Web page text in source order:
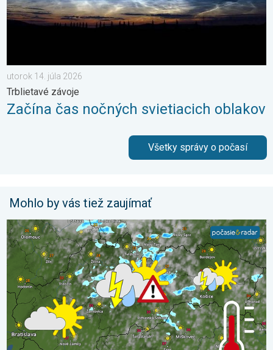
utorok 14. júla 2026
Trblietavé závoje
Začína čas nočných svietiacich oblakov
Všetky správy o počasí
Mohlo by vás tiež zaujímať
V hornatých regiónoch pribudnú búrky. Nedeľa a pondelok. . .